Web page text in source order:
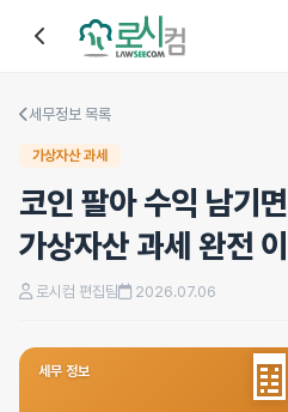
세무정보 목록
가상자산 과세
코인 팔아 수익 남기
가상자산 과세 완전
로시컴 편집팀 2026.07.06
세무 정보 🧾